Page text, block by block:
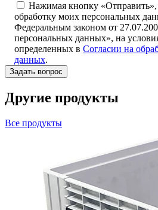
Нажимая кнопку «Отправить»,
обработку моих персональных
Федеральным законом от
персональных данных», на
определенных в Согласии на
данных.
Другие продукты
Все продукты